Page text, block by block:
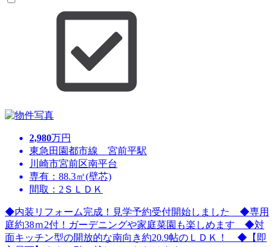
2,980万円
東急田園都市線 宮前平駅
川崎市宮前区南平台
専有：88.3㎡(壁芯)
間取：2ＳＬＤＫ
◆内装リフォーム完成！見学予約受付開始しました ◆専用
庭約38ｍ2付！ガーデニングや家庭菜園も楽しめます ◆対
面キッチン型の開放的な南向き約20.9帖のＬＤＫ！ ◆【即